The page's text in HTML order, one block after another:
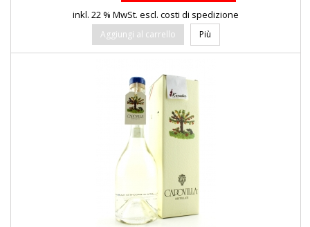
inkl. 22 % MwSt. escl. costi di spedizione
Aggiungi al carrello Più